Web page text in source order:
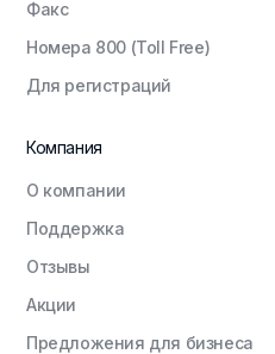
Факс
Номера 800 (Toll Free)
Для регистраций
Компания
О компании
Поддержка
Отзывы
Акции
Предложения для бизнеса